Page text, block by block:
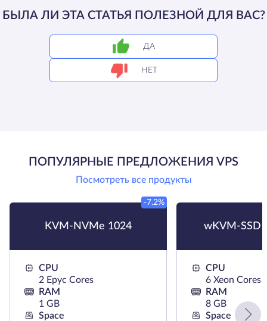
БЫЛА ЛИ ЭТА СТАТЬЯ ПОЛЕЗНОЙ ДЛЯ ВАС?
ДА
НЕТ
ПОПУЛЯРНЫЕ ПРЕДЛОЖЕНИЯ VPS
Посмотреть все продукты
KVM-NVMe 1024
-7.2%
CPU
2 Epyc Cores
RAM
1 GB
Space
wKVM-SSD
CPU
6 Xeon Cores
RAM
8 GB
Space